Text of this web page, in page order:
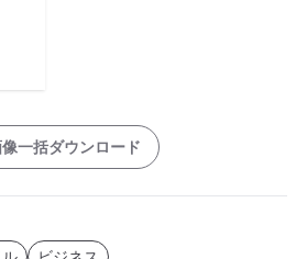
一括ダウンロード